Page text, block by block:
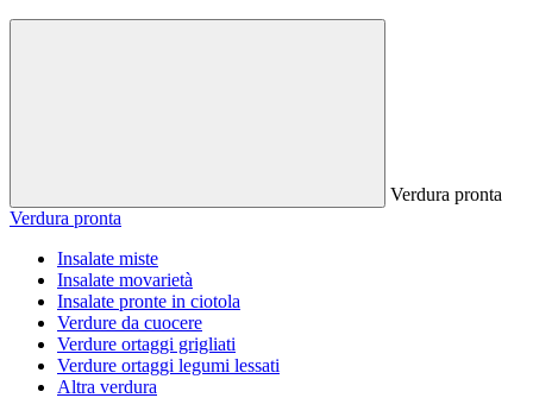
Verdura pronta
Verdura pronta
Insalate miste
Insalate movarietà
Insalate pronte in ciotola
Verdure da cuocere
Verdure ortaggi grigliati
Verdure ortaggi legumi lessati
Altra verdura